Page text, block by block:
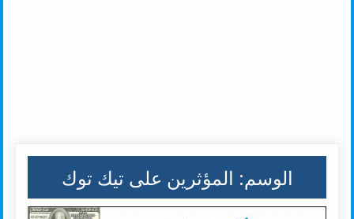
الوسم: المؤثرين على تيك توك